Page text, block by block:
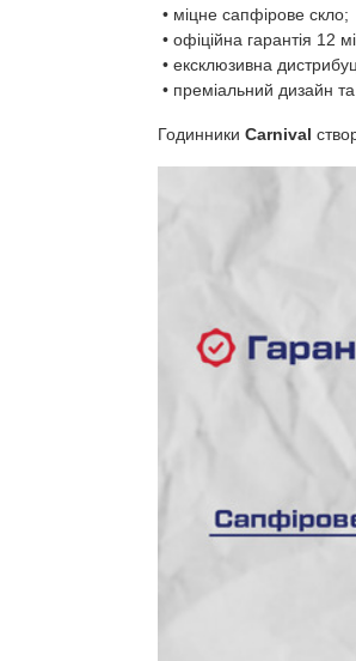
• міцне сапфірове скло;
• офіційна гарантія 12
• ексклюзивна
• преміальний дизайн та
Годинники Carnival